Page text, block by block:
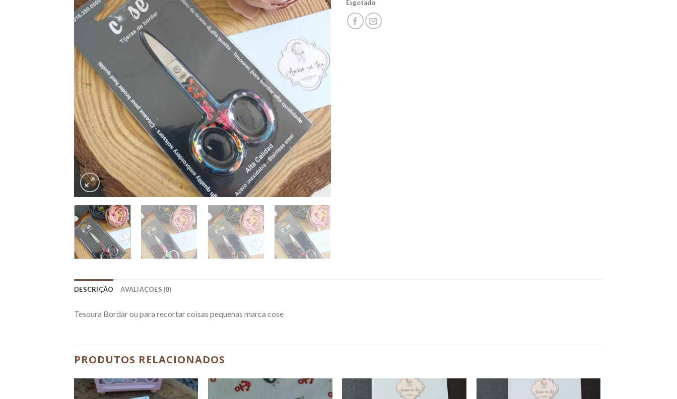
Esgotado
DESCRIÇÃO AVALIAÇÕES (0)
Tesoura Bordar ou para recortar coisas pequenas marca cose
PRODUTOS RELACIONADOS